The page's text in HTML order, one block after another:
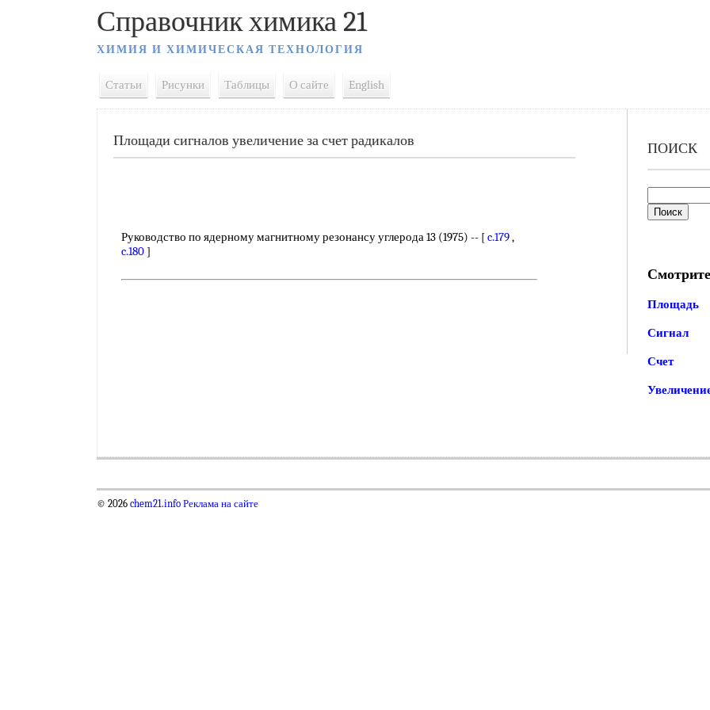
Справочник химика 21
ХИМИЯ И ХИМИЧЕСКАЯ ТЕХНОЛОГИЯ
Статьи Рисунки Таблицы О сайте English
Площади сигналов увеличение за счет радикалов
Руководство по ядерному магнитному резонансу углерода 13 (1975) -- [c.179,
c.180 ]
ПОИСК
Площадь
Сигнал
Счет
© 2026 chem21.info Реклама на сайте